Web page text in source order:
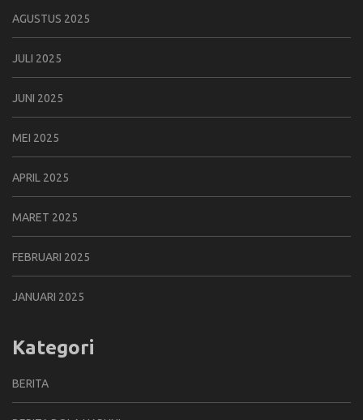
AGUSTUS 2025
JULI 2025
JUNI 2025
MEI 2025
APRIL 2025
MARET 2025
FEBRUARI 2025
JANUARI 2025
Kategori
BERITA